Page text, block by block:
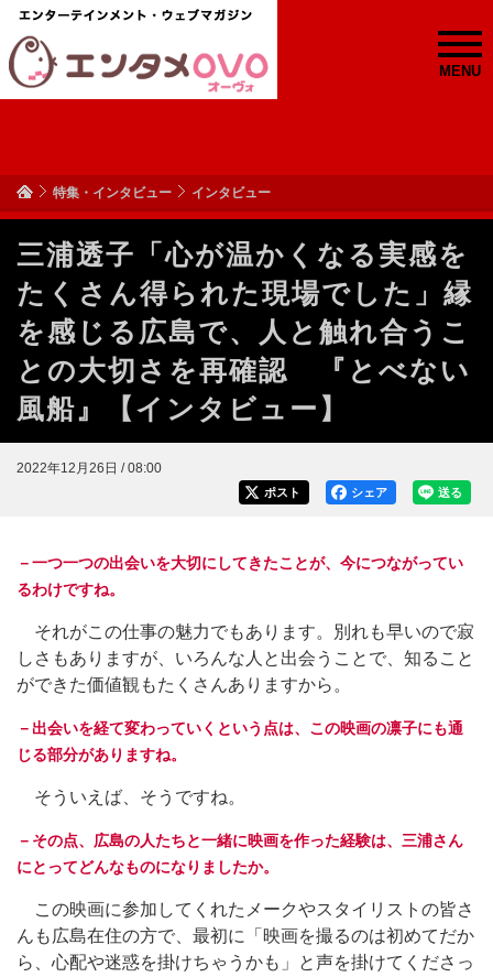
MENU
特集・インタビュー インタビュー
三浦透子「心が温かくなる実感を
たくさん得られた現場でした」縁
を感じる広島で、人と触れ合うこ
との大切さを再確認 『とべない
風船』【インタビュー】
2022年12月26日 / 08:00
送る
シェア
ポスト
－一つ一つの出会いを大切にしてきたことが、今につながってい
るわけですね。
それがこの仕事の魅力でもあります。別れも早いので寂
しさもありますが、いろんな人と出会うことで、知ること
ができた価値観もたくさんありますから。
－出会いを経て変わっていくという点は、この映画の凛子にも通
じる部分がありますね。
そういえば、そうですね。
－その点、広島の人たちと一緒に映画を作った経験は、三浦さん
にとってどんなものになりましたか。
この映画に参加してくれたメークやスタイリストの皆さ
んも広島在住の方で、最初に「映画を撮るのは初めてだか
ら、心配や迷惑を掛けちゃうかも」と声を掛けてくださっ